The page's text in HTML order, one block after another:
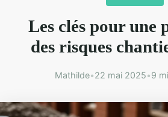
Les clés pour une
des risques
Mathilde•22 mai 2025•9